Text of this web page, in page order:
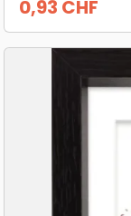
Prix
0,93 CHF